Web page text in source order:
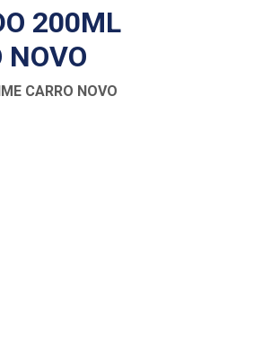
200ML
CARRO NOVO